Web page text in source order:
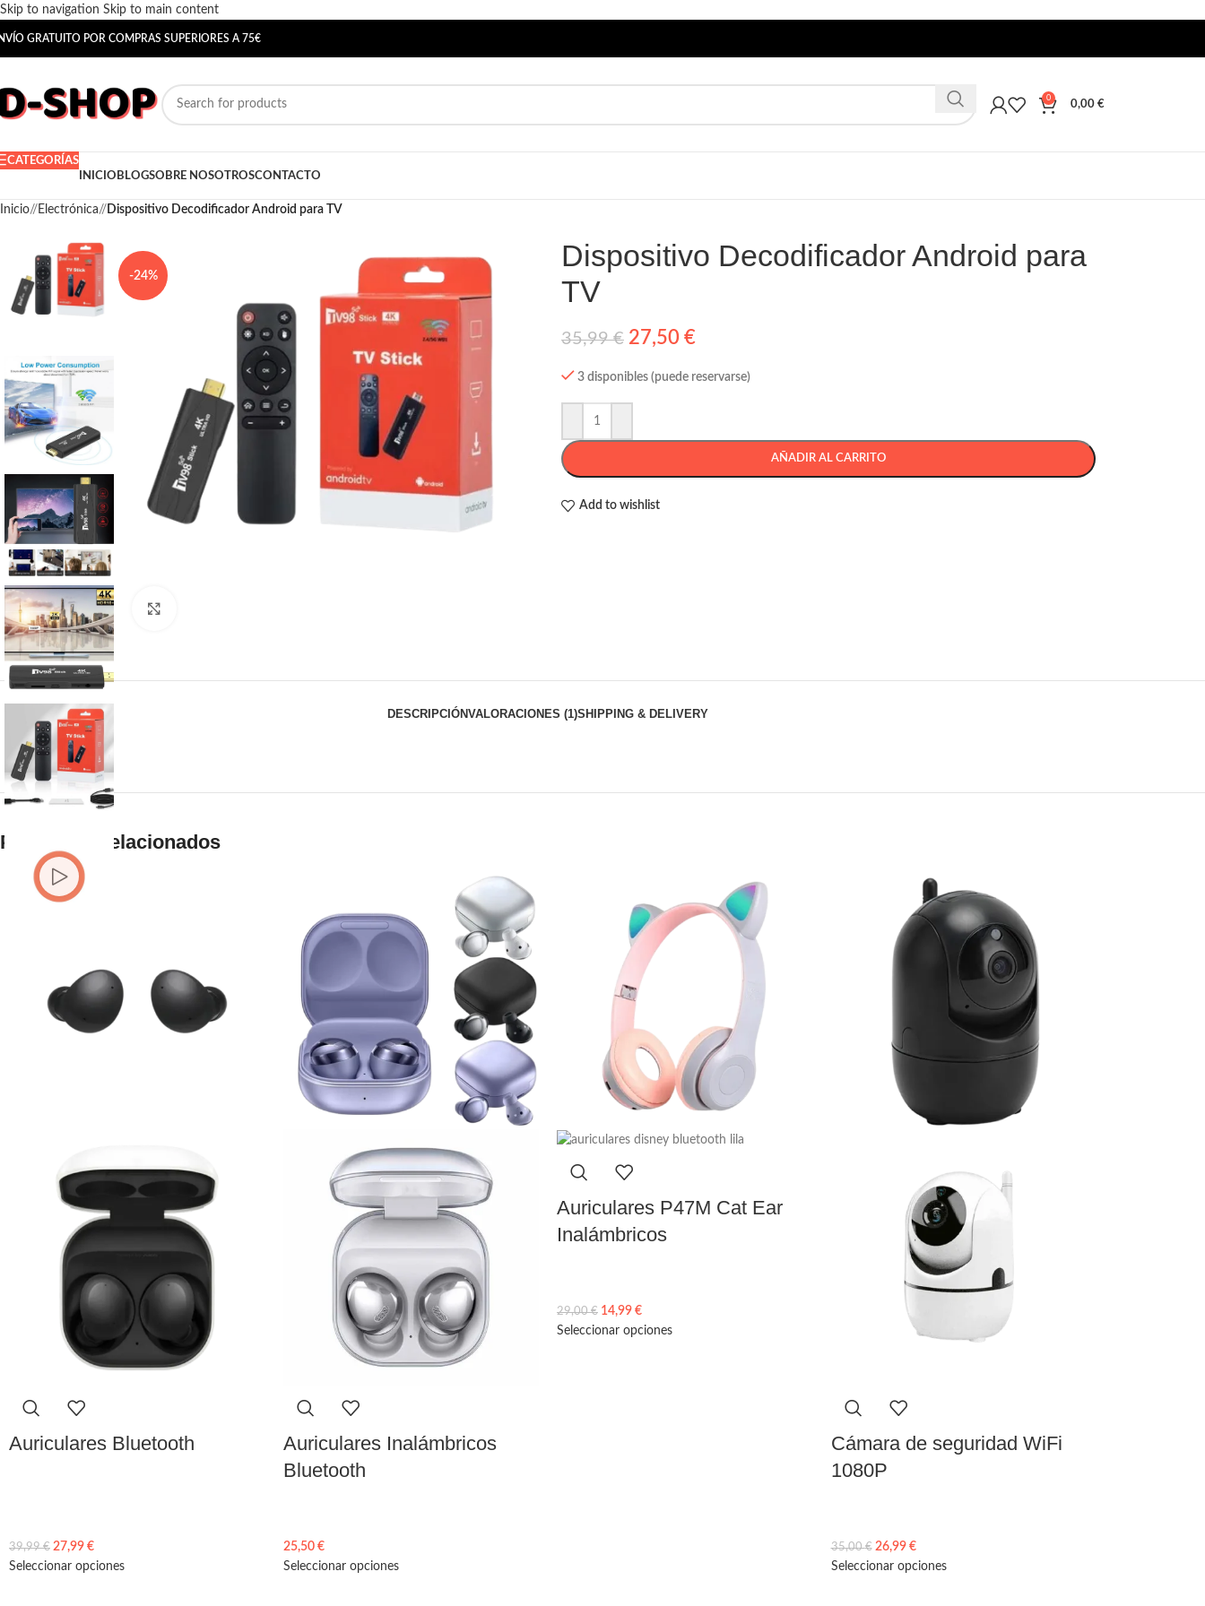
Skip to navigation Skip to main content
GRATUITO POR COMPRAS SUPERIORES A 75€
0
0,00 €
CATEGORÍAS
INICIO BLOGSOBRE NOSOTROSCONTACTO
Inicio/ Electrónica/ Dispositivo Decodificador Android para TV
-24%
Dispositivo Decodificador Android para
TV
35,99€ 27,50 €
3 disponibles (puede reservarse)
AÑADIR AL CARRITO
Add to wishlist
DESCRIPCIÓNVALORACIONES (1)SHIPPING & DELIVERY
Productos relacionados
Auriculares Bluetooth
39,99€ 27,99 €
Seleccionar opciones
Auriculares Inalámbricos
Bluetooth
25,50 €
Seleccionar opciones
Auriculares P47M Cat Ear
Inalámbricos
29,00€ 14,99 €
Seleccionar opciones
Cámara de seguridad WiFi
1080P
35,00€ 26,99 €
Seleccionar opciones